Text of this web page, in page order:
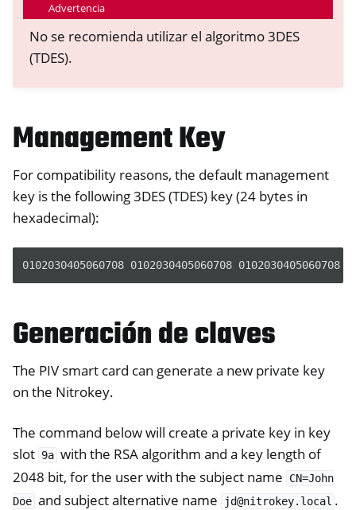
Advertencia
No se recomienda utilizar el algoritmo 3DES
(TDES).
Management Key
For compatibility reasons, the default management
key is the following 3DES (TDES) key (24 bytes in
hexadecimal):
Generación de claves
The PIV smart card can generate a new private key
on the Nitrokey.
The command below will create a private key in key
slot 9a with the RSA algorithm and a key length of
2048 bit, for the user with the subject name
CN=John
Doe and subject alternative name jd@nitrokey.local .